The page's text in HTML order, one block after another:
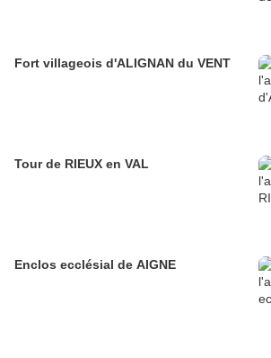
Fort villageois d'ALIGNAN du VENT
Tour de RIEUX en VAL
Enclos ecclésial de AIGNE